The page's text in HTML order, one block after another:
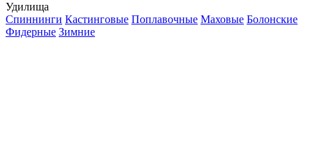
Удилища
Спиннинги Кастинговые Поплавочные Маховые Болонские
Фидерные Зимние